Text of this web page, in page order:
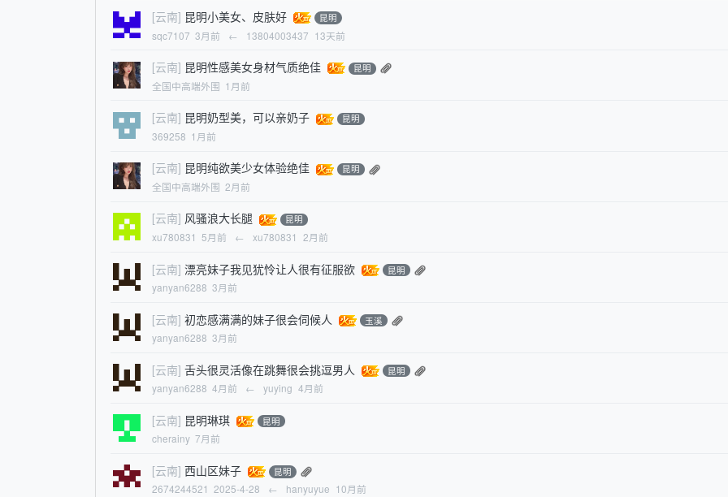
[云南] 昆明小美女、皮肤好 昆明
sqc7107 3月前 ← 13804003437 13天前
[云南] 昆明性感美女身材气质绝佳 昆明
全国中高端外围 1月前
[云南] 昆明奶型美，可以亲奶子 昆明
369258 1月前
[云南] 昆明纯欲美少女体验绝佳 昆明
全国中高端外围 2月前
[云南] 风骚浪大长腿 昆明
xu780831 5月前 ← xu780831 2月前
[云南] 漂亮妹子我见犹怜让人很有征服欲 昆明
yanyan6288 3月前
[云南] 初恋感满满的妹子很会伺候人 玉溪
yanyan6288 3月前
[云南] 舌头很灵活像在跳舞很会挑逗男人 昆明
yanyan6288 4月前 ← yuying 4月前
[云南] 昆明琳琪 昆明
cherainy 7月前
[云南] 西山区妹子 昆明
2674244521 2025-4-28 ← hanyuyue 10月前